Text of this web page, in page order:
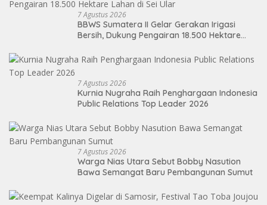
7 Agustus 2026
BBWS Sumatera II Gelar Gerakan Irigasi
Bersih, Dukung Pengairan 18.500 Hektare
7 Agustus 2026
Kurnia Nugraha Raih Penghargaan Indonesia
Public Relations Top Leader 2026
7 Agustus 2026
Warga Nias Utara Sebut Bobby Nasution
Bawa Semangat Baru Pembangunan Sumut